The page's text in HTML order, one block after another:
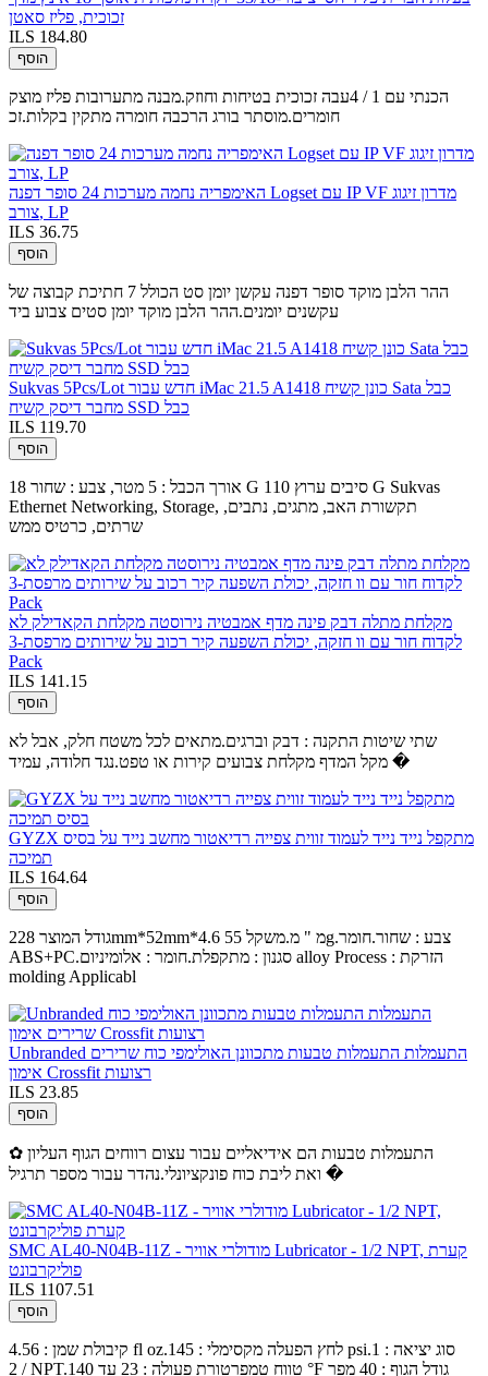
זכוכית, פליז סאטן
ILS 184.80
הוסף
הכנתי עם 1 / 4עבה זכוכית בטיחות וחוזק.מבנה מתערובות פליז מוצק
חומרים.מוסתר בורג הרכבה חומרה מתקין בקלות.זכ
האימפריה נחמה מערכות 24 סופר דפנה Logset עם IP VF מדרון זיגוג
צורב, LP
ILS 36.75
הוסף
ההר הלבן מוקד סופר דפנה עקשן יומן סט הכולל 7 חתיכת קבוצה של
עקשנים יומנים.ההר הלבן מוקד יומן סטים צבוע ביד
Sukvas 5Pcs/Lot חדש עבור iMac 21.5 A1418 כונן קשיח Sata כבל
מחבר דיסק קשיח SSD כבל
ILS 119.70
הוסף
אורך הכבל : 5 מטר, צבע : שחור 18 G סיבים ערוץ 110 G Sukvas
Ethernet Networking, Storage, תקשורת האב, מתגים, נתבים,
שרתים, כרטיס ממש
מקלחת מתלה דבק פינה מדף אמבטיה נירוסטה מקלחת הקאדילק לא
לקדוח חור עם וו חזקה, יכולת השפעה קיר רכוב על שירותים מרפסת-3
Pack
ILS 141.15
הוסף
שתי שיטות התקנה : דבק וברגים.מתאים לכל משטח חלק, אבל לא
מקל המדף מקלחת צבועים קירות או טפט.נגד חלודה, עמיד �
GYZX מתקפל נייד נייד לעמוד זווית צפייה רדיאטור מחשב נייד על בסיס
תמיכה
ILS 164.64
הוסף
גודל המוצר 228mm*52mm*4.6 מ " מ.משקל 55g.צבע : שחור.חומר
ABS+PC.סגנון : מתקפלת.חומר : אלומיניום alloy Process : הזרקת
molding Applicabl
Unbranded התעמלות התעמלות טבעות מתכוונן האולימפי כוח שרירים
אימון Crossfit רצועות
ILS 23.85
הוסף
✿ התעמלות טבעות הם אידיאליים עבור עצום רווחים הגוף העליון
ואת ליבת כוח פונקציונלי.נהדר עבור מספר תרגיל �
SMC AL40-N04B-11Z - מודולרי אוויר Lubricator - 1/2 NPT, קערת
פוליקרבונט
ILS 1107.51
הוסף
קיבולת שמן : 4.56 fl oz.לחץ הפעלה מקסימלי : 145 psi.סוג יציאה : 1
/ 2 NPT.טווח טמפרטורת פעולה : 23 עד 140 °F גודל הגוף : 40 מפר